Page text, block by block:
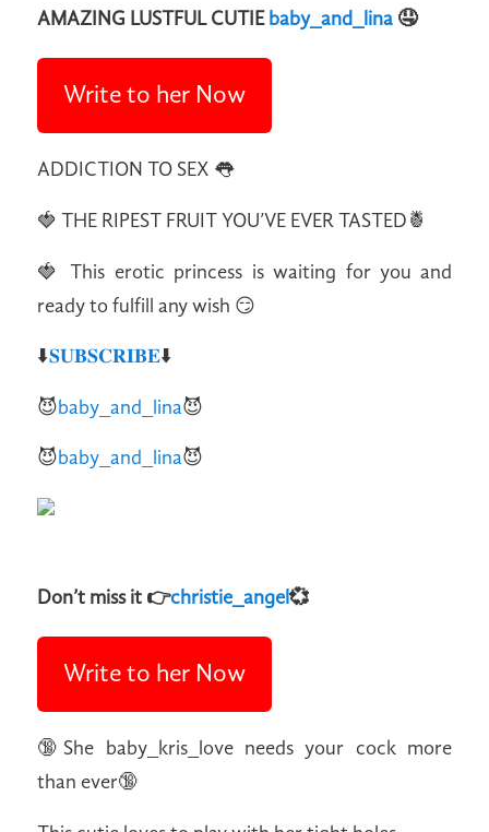
AMAZING LUSTFUL CUTIE baby_and_lina🤤
Write to her Now
ADDICTION TO SEX 👅
🍓 THE RIPEST FRUIT YOU’VE EVER TASTED🍍
🍓 This erotic princess is waiting for you and
ready to fulfill any wish 😏
⬇️𝐒𝐔𝐁𝐒𝐂𝐑𝐈𝐁𝐄⬇️
😈baby_and_lina😈
😈baby_and_lina😈
Don’t miss it 👉christie_angel 💞
Write to her Now
🔞She baby_kris_love needs your cock more
than ever🔞